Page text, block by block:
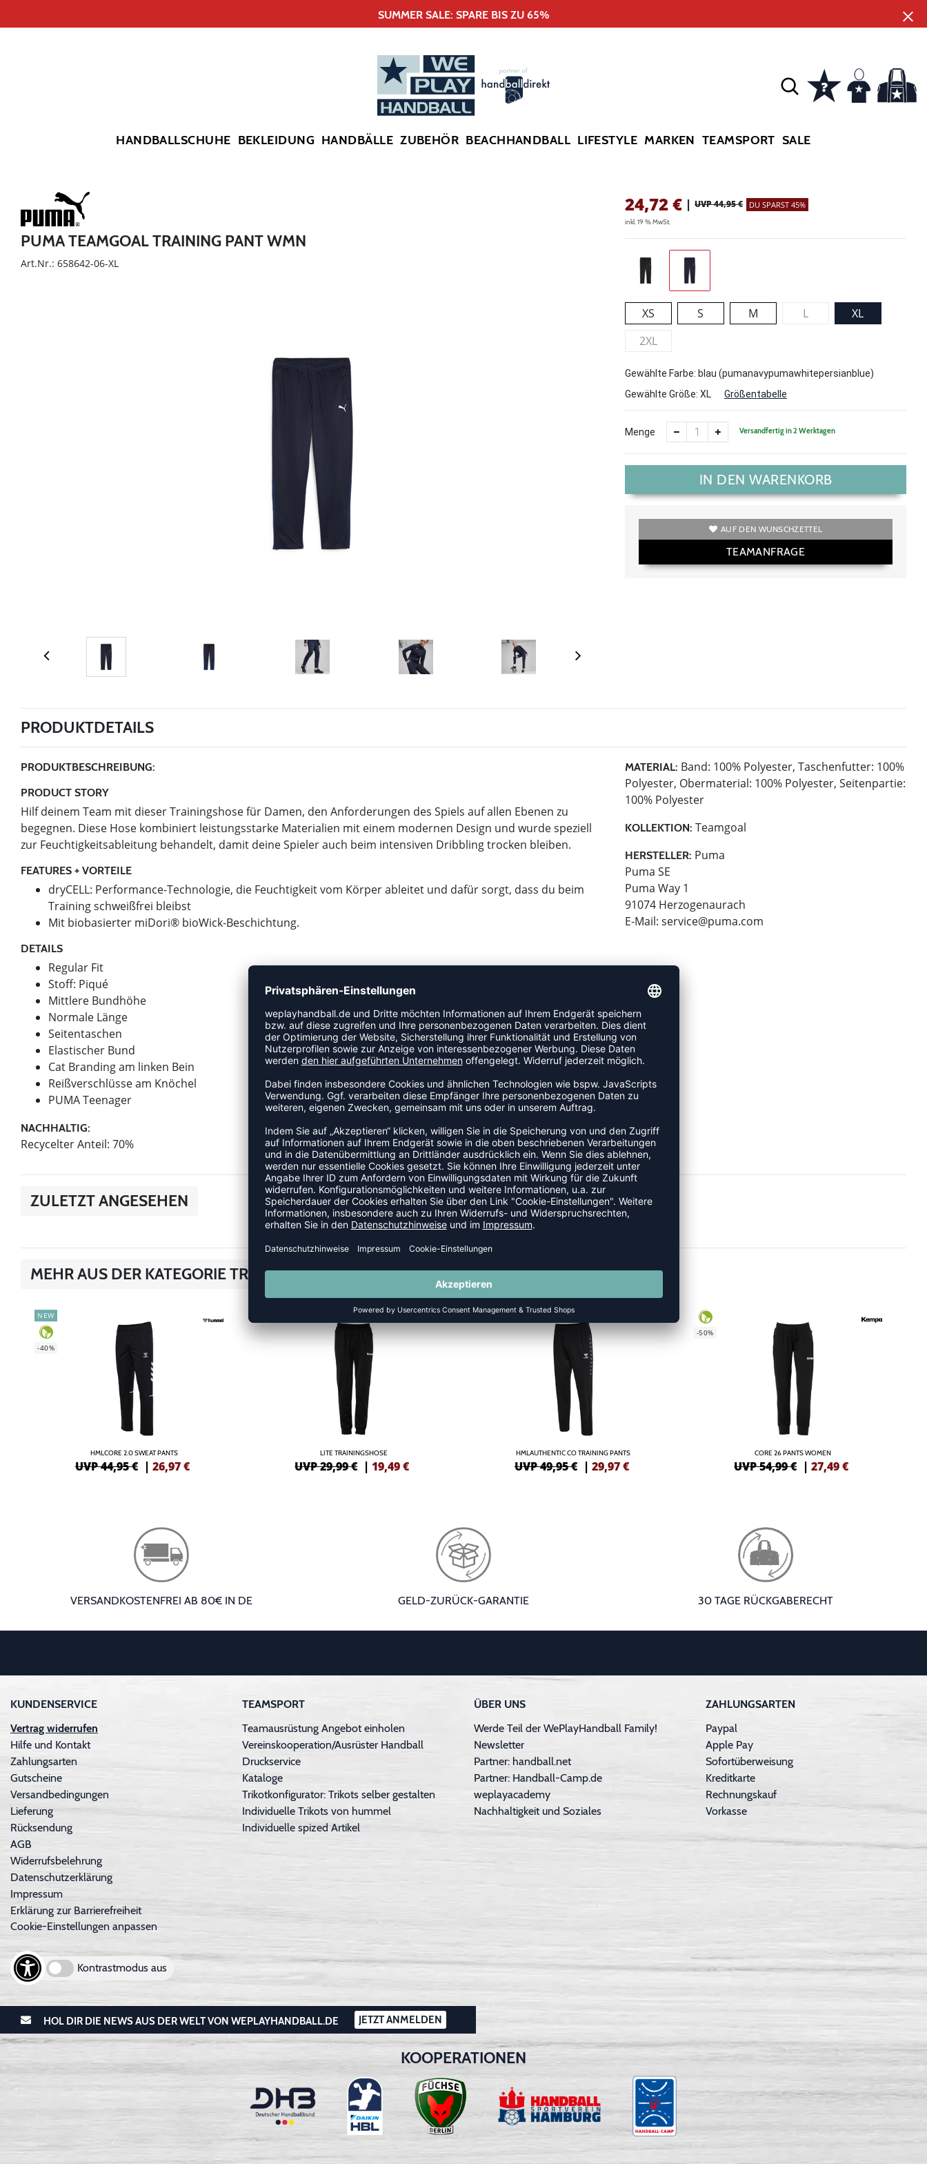
SUMMER SALE: SPARE BIS ZU 65%
HANDBALLSCHUHE BEKLEIDUNG HANDBÄLLE ZUBEHÖR BEACHHANDBALL LIFESTYLE MARKEN TEAMSPORT SALE
PUMA TEAMGOAL TRAINING PANT WMN
Art.Nr.: 658642-06-XL
24,72€ | UVP 44,95 € DU SPARST 45%
inkl. 19 % MwSt.
XS S M L
XL
2XL
Gewählte Farbe: blau (pumanavypumawhitepersianblue)
Gewählte Größe: XL Größentabelle
Menge Versandfertig in 2 Werktagen
IN DEN WARENKORB
AUF DEN WUNSCHZETTEL
TEAMANFRAGE
PRODUKTDETAILS
PRODUKTBESCHREIBUNG:
PRODUCT STORY
Hilf deinem Team mit dieser Trainingshose für Damen, den Anforderungen des Spiels auf allen Ebenen zu
begegnen. Diese Hose kombiniert leistungsstarke Materialien mit einem modernen Design und wurde speziell
zur Feuchtigkeitsableitung behandelt, damit deine Spieler auch beim intensiven Dribbling trocken bleiben.
FEATURES + VORTEILE
dryCELL: Performance-Technologie, die Feuchtigkeit vom Körper ableitet und dafür sorgt, dass du beim
Training schweißfrei bleibst
Mit biobasierter miDori® bioWick-Beschichtung.
DETAILS
Regular Fit
Stoff: Piqué
Mittlere Bundhöhe
Normale Länge
Seitentaschen
Elastischer Bund
Cat Branding am linken Bein
Reißverschlüsse am Knöchel
PUMA Teenager
NACHHALTIG:
Recycelter Anteil: 70%
MATERIAL: Band: 100% Polyester, Taschenfutter: 100%
Polyester, Obermaterial: 100% Polyester, Seitenpartie:
100% Polyester
KOLLEKTION: Teamgoal
HERSTELLER: Puma
Puma SE
Puma Way 1
91074 Herzogenaurach
E-Mail: service@puma.com
ZULETZT ANGESEHEN
MEHR AUS DER KATEGORIE TRAININGSANZÜGE
NEW
-40%
HMLCORE 2.0 SWEAT PANTS
UVP 44,95 € | 26,97€
LITE TRAININGSHOSE
UVP 29,99 € |19,49€
-40%
HMLAUTHENTIC CO TRAINING PANTS
UVP 49,95 € | 29,97€
-50%
CORE 26 PANTS WOMEN
UVP 54,99 € |27,49€
VERSANDKOSTENFREI AB 80€ IN DE GELD-ZURÜCK-GARANTIE 30 TAGE RÜCKGABERECHT
KUNDENSERVICE
Vertrag widerrufen
Hilfe und Kontakt
Zahlungsarten
Gutscheine
Versandbedingungen
Lieferung
Rücksendung
AGB
Widerrufsbelehrung
Datenschutzerklärung
Impressum
Erklärung zur Barrierefreiheit
Cookie-Einstellungen anpassen
Kontrastmodus aus
TEAMSPORT
Teamausrüstung Angebot einholen
Vereinskooperation/Ausrüster Handball
Druckservice
Kataloge
Trikotkonfigurator: Trikots selber gestalten
Individuelle Trikots von hummel
Individuelle spized Artikel
ÜBER UNS
Werde Teil der WePlayHandball Family!
Newsletter
Partner: handball.net
Partner: Handball-Camp.de
weplayacademy
Nachhaltigkeit und Soziales
ZAHLUNGSARTEN
Paypal
Apple Pay
Sofortüberweisung
Kreditkarte
Rechnungskauf
Vorkasse
HOL DIR DIE NEWS AUS DER WELT VON WEPLAYHANDBALL.DE JETZT ANMELDEN
KOOPERATIONEN